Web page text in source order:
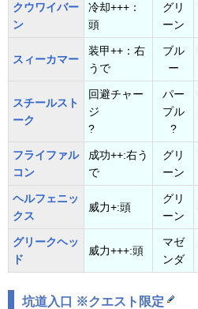
クウワイバー
ン
冷却+++：
頭
グリ
ーン
スィーカマー
装甲++：右
うで
ブル
ー
スチールスト
ーク
回避チャー
ジ
?
パー
プル
?
フライファル
コン
成功++:右う
で
グリ
ーン
ヘルフェニッ
クス
威力+:頭
グリ
ーン
グリークヘッ
ド
威力+++:頭
マゼ
ンダ
坑道入口 ※クエスト限定